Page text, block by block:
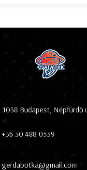
1038 Budapest, Népfürdő
+36 30 488 0539
gerdabotka@gmail.com